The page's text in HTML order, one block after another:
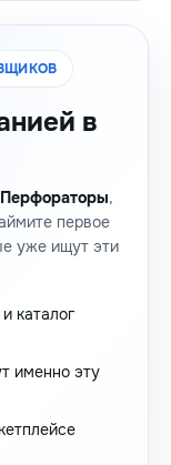
в
Перфораторы,
первое
уже ищут эти
каталог
именно эту